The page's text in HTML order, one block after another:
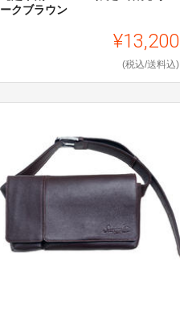
ークブラウン
¥13,200
(税込/送料込)